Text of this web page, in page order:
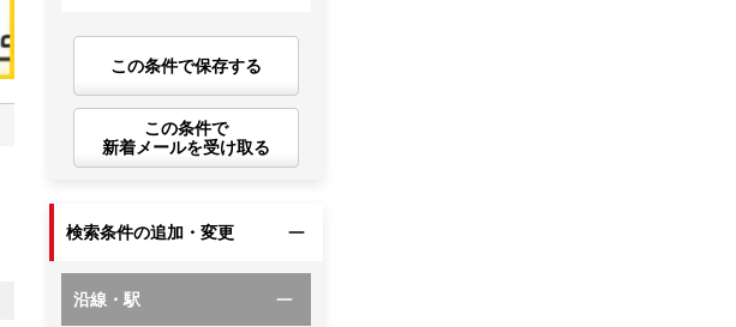
この条件で保存する
この条件で
新着メールを受け取る
検索条件の追加・変更
沿線・駅